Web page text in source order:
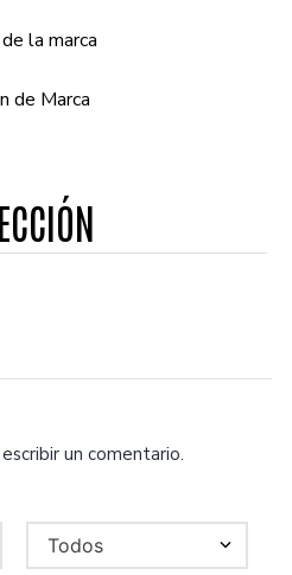
la marca
de Marca
un comentario.
Todos